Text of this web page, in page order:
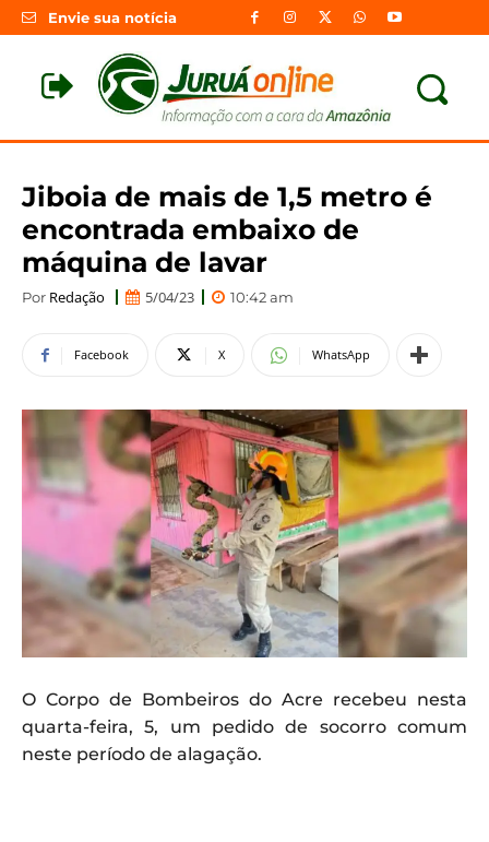
Envie sua notícia
Jiboia de mais de 1,5 metro é
encontrada embaixo de
máquina de lavar
Por Redação 5/04/23 10:42 am
Facebook X WhatsApp
O Corpo de Bombeiros do Acre recebeu nesta
quarta-feira, 5, um pedido de socorro comum
neste período de alagação.